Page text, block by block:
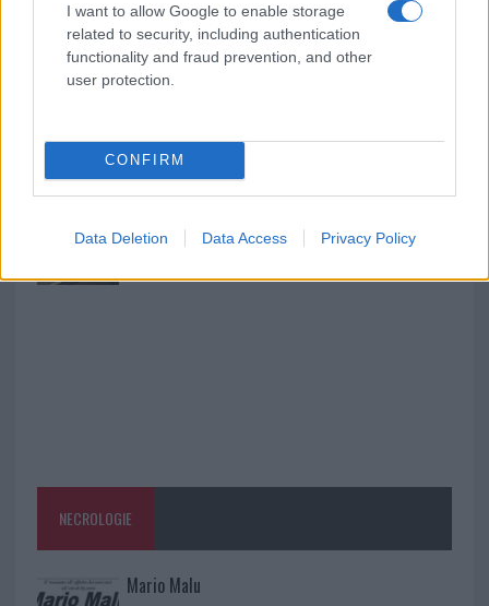
I want to allow Google to enable storage
related to security, including authentication
functionality and fraud prevention, and other
user protection.
CONFIRM
Data Deletion Data Access Privacy Policy
Jovanotti, Gabry Ponte e Alfa: Olbia ombelico del
mondo per una notte
“Orgoglio e discrezione per visita privata̶…
NECROLOGIE
Mario Malu